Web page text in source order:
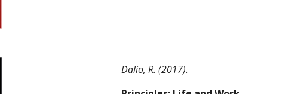
Dalio, R. (2017).